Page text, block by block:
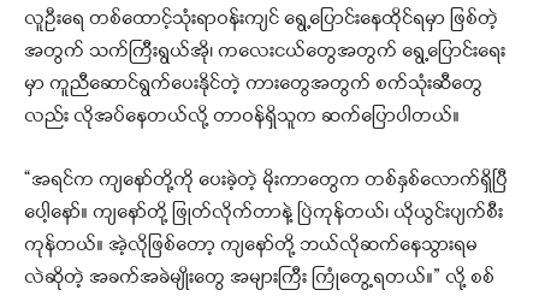
လူဦးရေ တစ်ထောင့်သုံးရာဝန်းကျင် ရွေ့ပြောင်းနေထိုင်ရမှာ ဖြစ်တဲ့
အတွက် သက်ကြီးရွယ်အို၊ ကလေးငယ်တွေအတွက် ရွေ့ပြောင်းရေး
မှာ ကူညီဆောင်ရွက်ပေးနိုင်တဲ့ ကားတွေအတွက် စက်သုံးဆီတွေ
လည်း လိုအပ်နေတယ်လို့ တာဝန်ရှိသူက ဆက်ပြောပါတယ်။
“အရင်က ကျနော်တို့ကို ပေးခဲ့တဲ့ မိုးကာတွေက တစ်နှစ်လောက်ရှိပြီ
ပေါ့နော်။ ကျနော်တို့ ဖြုတ်လိုက်တာနဲ့ ပြဲကုန်တယ်၊ ယိုယွင်းပျက်စီး
ကုန်တယ်။ အဲ့လိုဖြစ်တော့ ကျနော်တို့ ဘယ်လိုဆက်နေသွားရမ
လဲဆိုတဲ့ အခက်အခဲမျိုးတွေ အများကြီး ကြုံတွေ့ရတယ်။” လို့ စစ်